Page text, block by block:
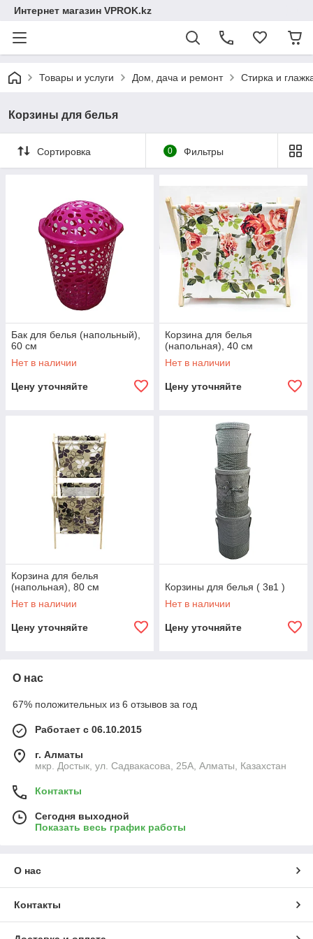
Интернет магазин VPROK.kz
Товары и услуги Дом, дача и ремонт Стирка и
Корзины для белья
Сортировка 0 Фильтры
Бак для белья (напольный),
60 см
Нет в наличии
Цену уточняйте
Корзина для белья
(напольная), 40 см
Нет в наличии
Цену уточняйте
Корзина для белья
(напольная), 80 см
Нет в наличии
Цену уточняйте
Корзины для белья ( 3в1 )
Нет в наличии
Цену уточняйте
О нас
67% положительных из 6 отзывов за год
Работает с 06.10.2015
г. Алматы
мкр. Достык, ул. Садвакасова, 25А, Алматы, Казахстан
Контакты
Сегодня выходной
Показать весь график работы
О нас
Контакты